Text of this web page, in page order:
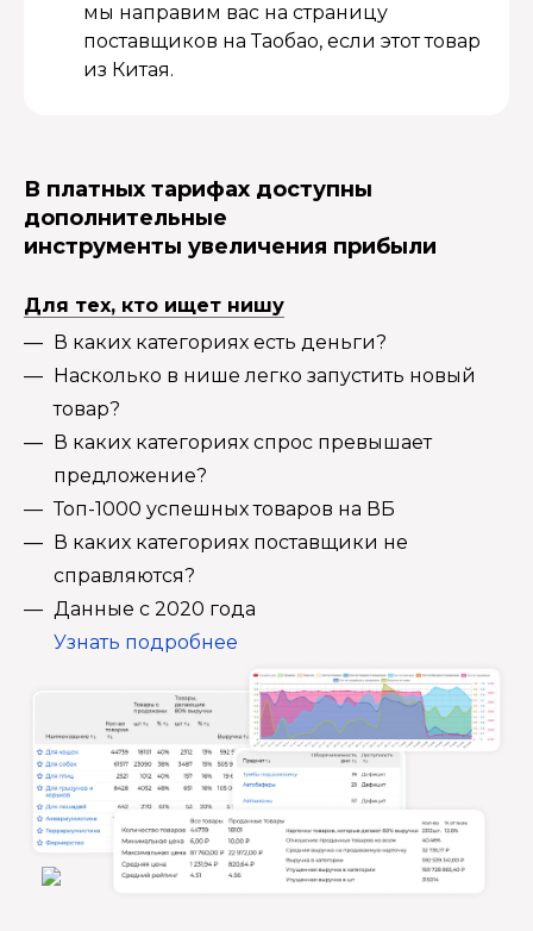
мы направим вас на страницу
поставщиков на Таобао, если этот товар
из Китая.
В платных тарифах доступны
дополнительные
инструменты увеличения прибыли
Для тех, кто ищет нишу
В каких категориях есть деньги?
Насколько в нише легко запустить новый
товар?
В каких категориях спрос превышает
предложение?
Топ-1000 успешных товаров на ВБ
В каких категориях поставщики не
справляются?
Данные с 2020 года
Узнать подробнее